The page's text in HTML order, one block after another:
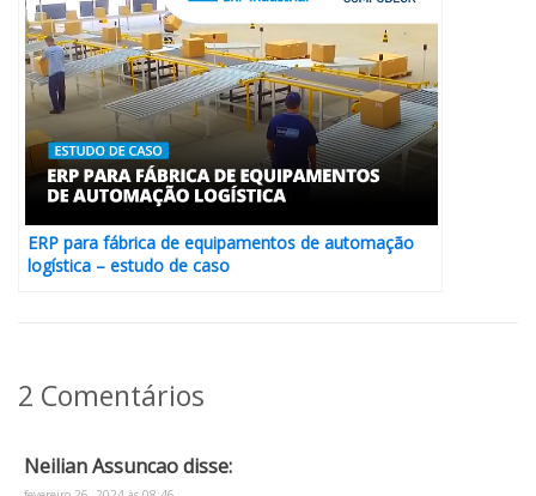
ERP para fábrica de equipamentos de automação
logística – estudo de caso
2 Comentários
Neilian Assuncaodisse: